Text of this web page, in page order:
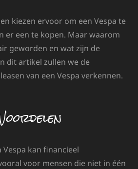
kiezen ervoor om een Vespa te
er een te kopen. Maar waarom
geworden en wat zijn de
dit artikel zullen we de
van een Vespa verkennen.
Vespa kan financieel
voor mensen die niet in één